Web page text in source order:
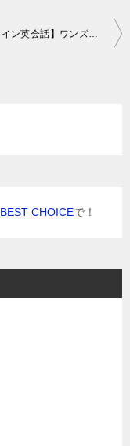
BEST CHOICEで！